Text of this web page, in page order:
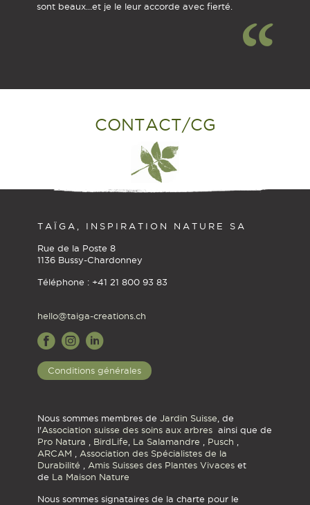
sont beaux...et je le leur accorde avec fierté.
CONTACT/CG
TAÏGA, INSPIRATION NATURE SA
Rue de la Poste 8
1136 Bussy-Chardonney
Téléphone : +41 21 800 93 83
hello@taiga-creations.ch
Conditions générales
Nous sommes membres de Jardin Suisse , de
l'Association suisse des soins aux arbres ainsi que de
Pro Natura
BirdLife La Salamandre Pusch
ARCAM
Association des Spécialistes de la
Durabilité
Amis Suisses des Plantes Vivaceset
de La Maison Nature
Nous sommes signataires de la charte pour le